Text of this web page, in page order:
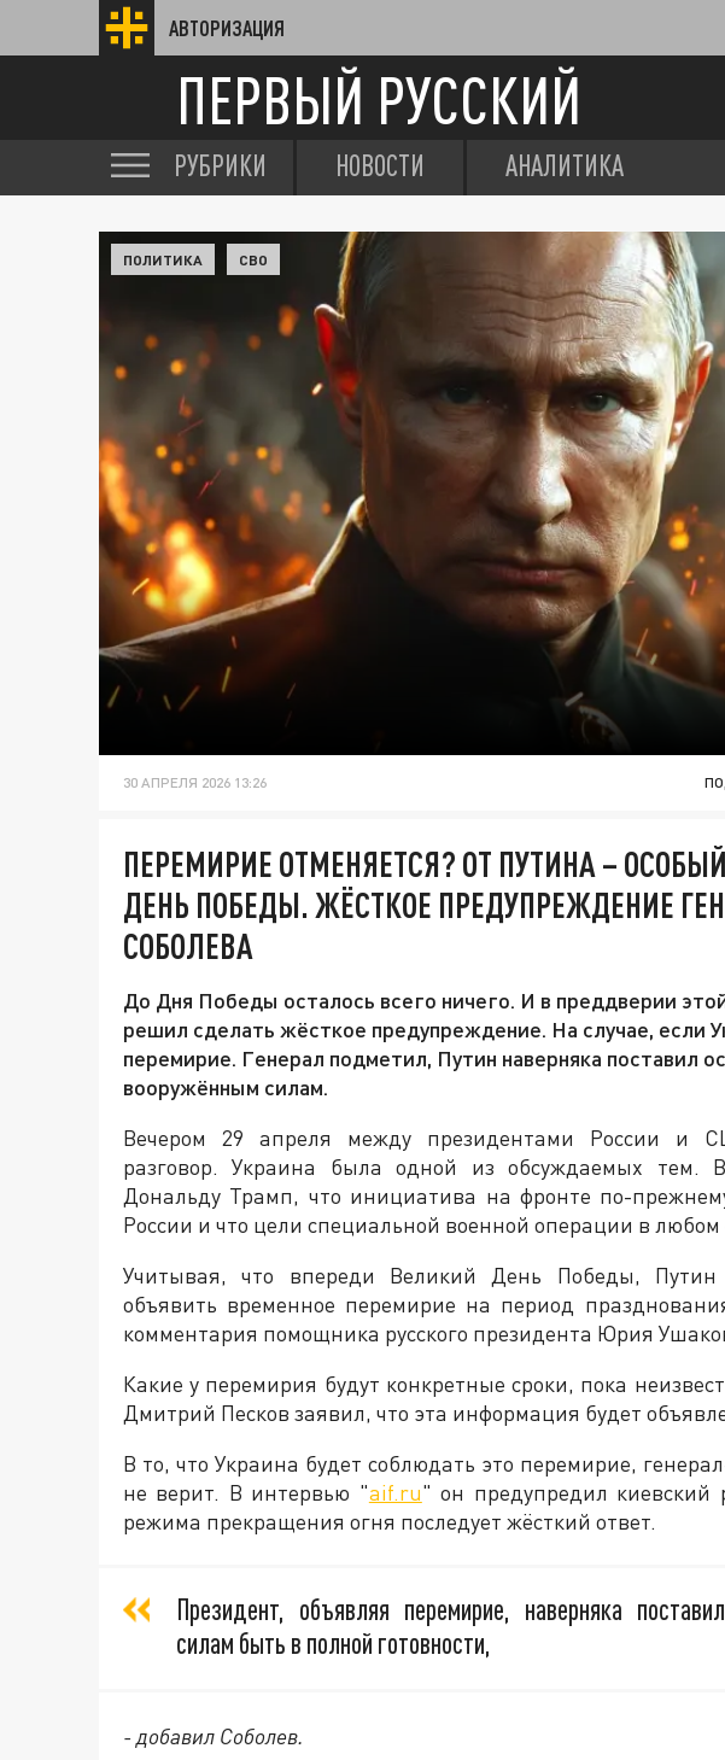
АВТОРИЗАЦИЯ
ПЕРВЫЙ РУССКИЙ
РУБРИКИ НОВОСТИ АНАЛИТИКА
ПОЛИТИКА СВО
30 АПРЕЛЯ 2026 13:26
ПЕРЕМИРИЕ ОТМЕНЯЕТСЯ? ОТ ПУТИНА –
ДЕНЬ ПОБЕДЫ. ЖЁСТКОЕ ПРЕДУПРЕЖДЕНИЕ
СОБОЛЕВА
До Дня Победы осталось всего ничего. И в преддверии
решил сделать жёсткое предупреждение. На случае, если
перемирие. Генерал подметил, Путин наверняка поставил
вооружённым силам.
Вечером 29 апреля между президентами России и
разговор. Украина была одной из обсуждаемых тем.
Дональду Трамп, что инициатива на фронте по-
России и что цели специальной военной операции в любом
Учитывая, что впереди Великий День Победы,
объявить временное перемирие на период
комментария помощника русского президента Юрия
Какие у перемирия будут конкретные сроки, пока
Дмитрий Песков заявил, что эта информация будет
В то, что Украина будет соблюдать это перемирие,
не верит. В интервью "aif.ru" он предупредил
режима прекращения огня последует жёсткий ответ.
Президент, объявляя перемирие, наверняка
силам быть в полной готовности,
- добавил Соболев.